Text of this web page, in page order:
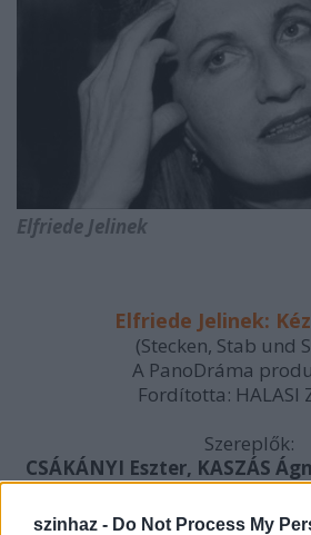
szinhaz - Do Not Process My
Elfriede Jelinek
Elfriede Jelinek:
(Stecken, Stab und
A PanoDráma
Fordította: HALASI
Szereplők:
CSÁKÁNYI Eszter, KASZÁS
SCHERER Péter,
Marianna